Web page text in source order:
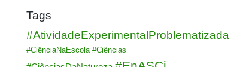
Tags
#AtividadeExperimentalProblematizada
#CiênciaNaEscola #Ciências